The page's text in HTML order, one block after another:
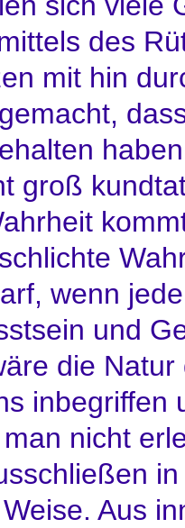
des
mit hin
groß
wenn
und
die
inbegriffen
nicht
Aus